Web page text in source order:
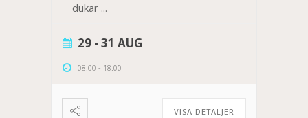
dukar ...
29 - 31 AUG
08:00 - 18:00
VISA DETALJER